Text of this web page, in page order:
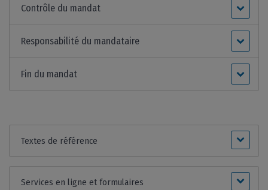
Contrôle du mandat
Responsabilité du mandataire
Fin du mandat
Textes de référence
Services en ligne et formulaires